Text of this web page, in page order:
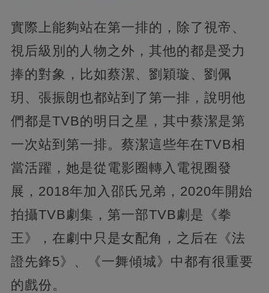
實際上能夠站在第一排的，除了視帝、
視后級別的人物之外，其他的都是受力
捧的對象，比如蔡潔、劉穎璇、劉佩
玥、張振朗也都站到了第一排，說明他
們都是TVB的明日之星，其中蔡潔是第
一次站到第一排。蔡潔這些年在TVB相
當活躍，她是從電影圈轉入電視圈發
展，2018年加入邵氏兄弟，2020年開始
拍攝TVB劇集，第一部TVB劇是《拳
王》，在劇中只是女配角，之后在《法
證先鋒5》、《一舞傾城》中都有很重要
的戲份。